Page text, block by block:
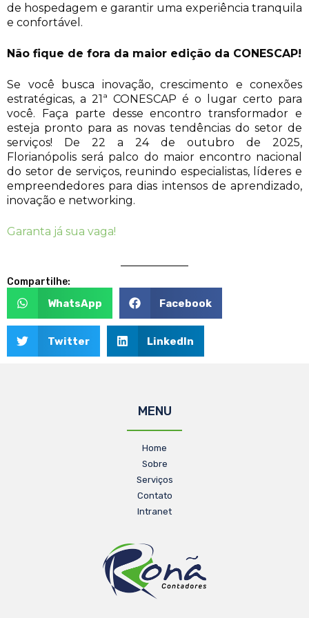
de hospedagem e garantir uma experiência tranquila
e confortável.
Não fique de fora da maior edição da CONESCAP!
Se você busca inovação, crescimento e conexões
estratégicas, a 21ª CONESCAP é o lugar certo para
você. Faça parte desse encontro transformador e
esteja pronto para as novas tendências do setor de
serviços! De 22 a 24 de outubro de 2025,
Florianópolis será palco do maior encontro nacional
do setor de serviços, reunindo especialistas, líderes e
empreendedores para dias intensos de aprendizado,
inovação e networking.
Garanta já sua vaga!
Compartilhe:
WhatsApp Facebook
Twitter LinkedIn
MENU
Home
Sobre
Serviços
Contato
Intranet